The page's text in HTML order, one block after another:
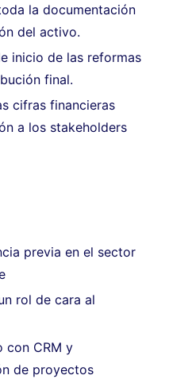
la documentación
del activo.
inicio de las reformas
final.
cifras financieras
a los stakeholders
previa en el sector
rol de cara al
con CRM y
de proyectos